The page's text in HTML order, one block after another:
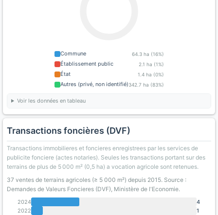
Commune 64.3 ha (16%)
Établissement public 2.1 ha (1%)
État 1.4 ha (0%)
Autres (privé, non identifié)342.7 ha (83%)
Voir les données en tableau
Transactions foncières (DVF)
Transactions immobilieres et foncieres enregistrees par les services de
publicite fonciere (actes notaries). Seules les transactions portant sur des
terrains de plus de 5 000 m² (0,5 ha) a vocation agricole sont retenues.
37 ventes de terrains agricoles (≥ 5 000 m²) depuis 2015. Source :
Demandes de Valeurs Foncieres (DVF), Ministère de l'Economie.
2024
4
2022
1